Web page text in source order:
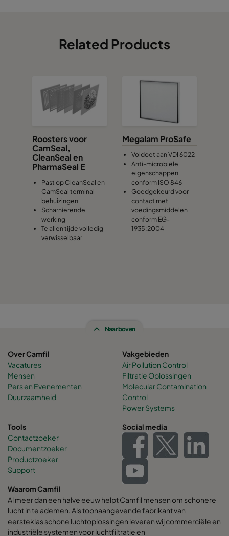
Related Products
Roosters voor
CamSeal,
CleanSeal en
PharmaSeal E
Past op CleanSeal en
CamSeal terminal
behuizingen
Scharnierende
werking
Te allen tijde volledig
verwisselbaar
Megalam ProSafe
Voldoet aan VDI 6022
Anti-microbiële
eigenschappen
conform ISO 846
Goedgekeurd voor
contact met
voedingsmiddelen
conform EG-
1935:2004
Naar boven
Over Camfil
Vacatures
Mensen
Pers en Evenementen
Duurzaamheid
Vakgebieden
Air Pollution Control
Filtratie Oplossingen
Molecular Contamination
Control
Power Systems
Tools
Contactzoeker
Documentzoeker
Productzoeker
Support
Social media
Waarom Camfil
Al meer dan een halve eeuw helpt Camfil mensen om schonere
lucht in te ademen. Als toonaangevende fabrikant van
eersteklas schone luchtoplossingen leveren wij commerciële en
industriële systemen voor luchtfiltratie en